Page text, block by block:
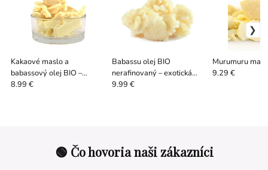
Kakaové maslo a
babassový olej BIO –
prírodné telové maslo
8.99 €
Babassu olej BIO
nerafinovaný – exotická
výživa pre pleť a vlasy 100
9.99 €
Murumuru
9.29 €
🟢 Čo hovoria naši zákazníci